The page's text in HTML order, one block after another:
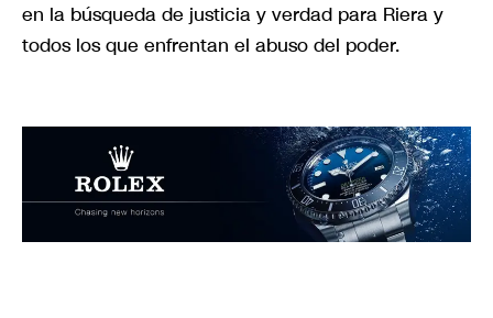
en la búsqueda de justicia y verdad para Riera y
todos los que enfrentan el abuso del poder.